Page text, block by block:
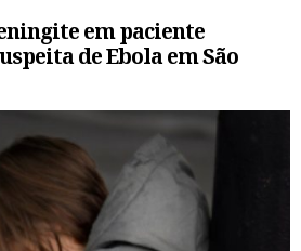
em paciente
de Ebola em São